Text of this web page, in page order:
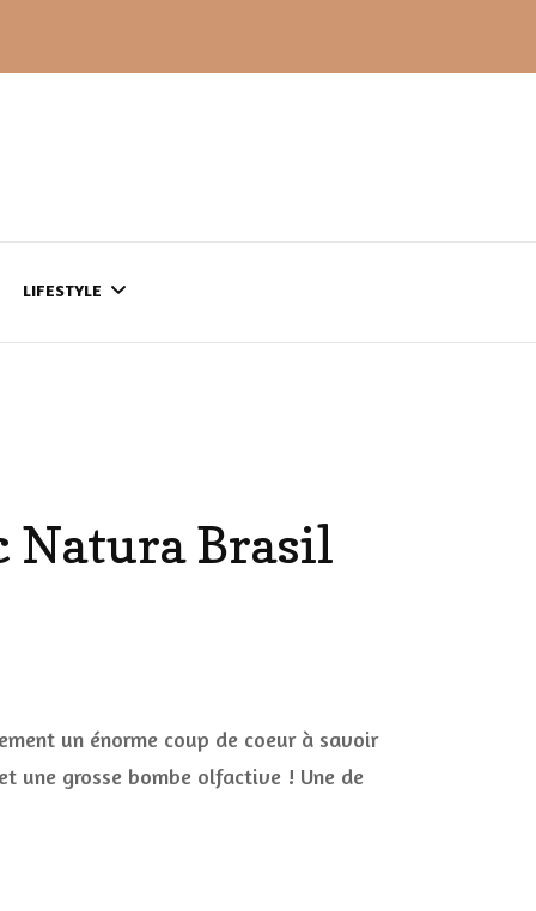
LIFESTYLE
DÉCO MAISON
PETITS PLATS…
MARIAGE
Natura Brasil
un énorme coup de coeur à savoir
une grosse bombe olfactive ! Une de